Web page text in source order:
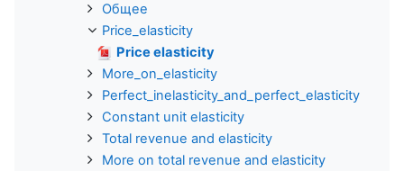
Общее
Price_elasticity
Price elasticity
More_on_elasticity
Perfect_inelasticity_and_perfect_elasticity
Constant unit elasticity
Total revenue and elasticity
More on total revenue and elasticity